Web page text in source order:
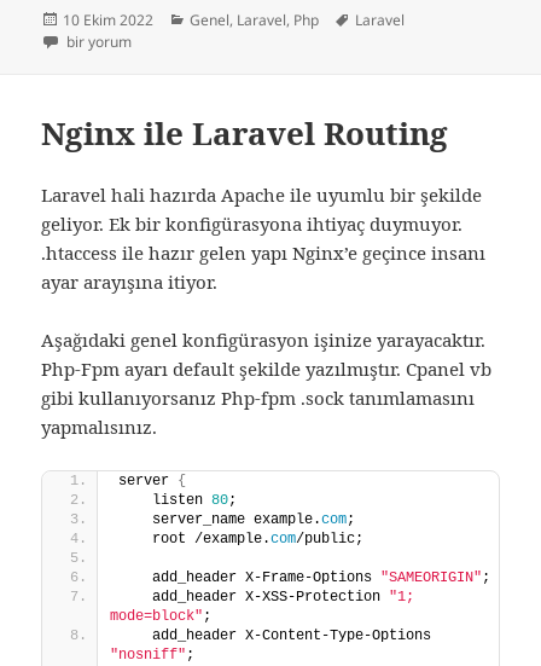
Yayın
tarihi
10 Ekim 2022 Kategoriler
Genel, Laravel, Php Etiketler
Laravel
Laravel 9’da Bootstrap ile Pagination(Sayfalama) için
bir yorum
Nginx ile Laravel Routing
Laravel hali hazırda Apache ile uyumlu bir şekilde
geliyor. Ek bir konfigürasyona ihtiyaç duymuyor.
.htaccess ile hazır gelen yapı Nginx’e geçince insanı
ayar arayışına itiyor.
Aşağıdaki genel konfigürasyon işinize yarayacaktır.
Php-Fpm ayarı default şekilde yazılmıştır. Cpanel vb
gibi kullanıyorsanız Php-fpm .sock tanımlamasını
yapmalısınız.
server {
    listen
80;
    server_name example.
com;
    root /example.
com/public;
    add_header X-Frame-Options
"SAMEORIGIN" ;
    add_header X-XSS-Protection
"1;
mode=block" ;
"nosniff" ;